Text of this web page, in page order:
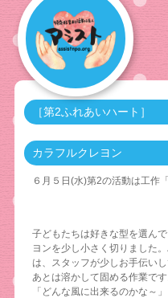
［第2ふれあいハート］
カラフルクレヨン
６月５日(水)第2の活動は工作
子どもたちは好きな型を選ん
ヨンを少し小さく切りました。
は、スタッフが少しお手伝いし
あとは溶かして固める作業です
「どんな風に出来るのかな～」